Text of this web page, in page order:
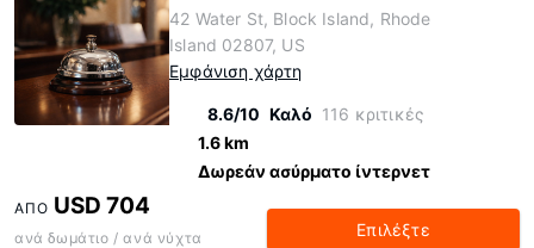
42 Water St, Block Island, Rhode
Island 02807, US
Εμφάνιση χάρτη
8.6/10 Καλό 116 κριτικές
1.6 km
Δωρεάν ασύρματο ίντερνετ
ΑΠΌ USD 704
ανά δωμάτιο / ανά νύχτα Επιλέξτε